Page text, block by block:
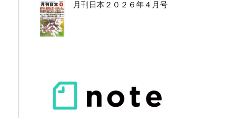
月刊日本２０２６年４月号